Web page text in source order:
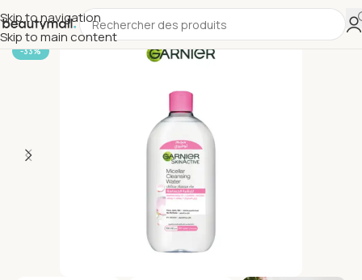
Skip to navigation
Skip to main content
-33%